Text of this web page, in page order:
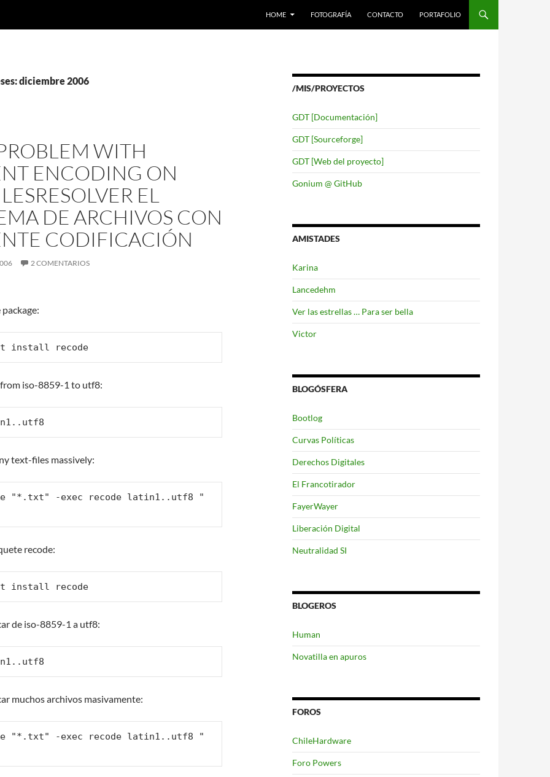
HOME
FOTOGRAFÍA CONTACTO PORTAFOLIO
diciembre 2006
WITH
ENCODING ON
RESOLVER EL
DE ARCHIVOS CON
CODIFICACIÓN
2 COMENTARIOS
install recode
iso-8859-1 to utf8:
text-files massively:
"*.txt" -exec recode latin1..utf8 "
recode:
install recode
de iso-8859-1 a utf8:
muchos archivos masivamente:
"*.txt" -exec recode latin1..utf8 "
/MIS/PROYECTOS
GDT [Documentación]
GDT [Sourceforge]
GDT [Web del proyecto]
Gonium @ GitHub
AMISTADES
Karina
Lancedehm
Ver las estrellas … Para ser bella
Victor
BLOGÓSFERA
Bootlog
Curvas Políticas
Derechos Digitales
El Francotirador
FayerWayer
Liberación Digital
Neutralidad SI
BLOGEROS
Human
Novatilla en apuros
FOROS
ChileHardware
Foro Powers